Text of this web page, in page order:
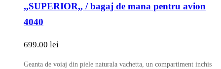
multe
,,SUPERIOR,, / bagaj de mana pentru avion
4040
699.00 lei
Geanta de voiaj din piele naturala vachetta, un compartiment inchis